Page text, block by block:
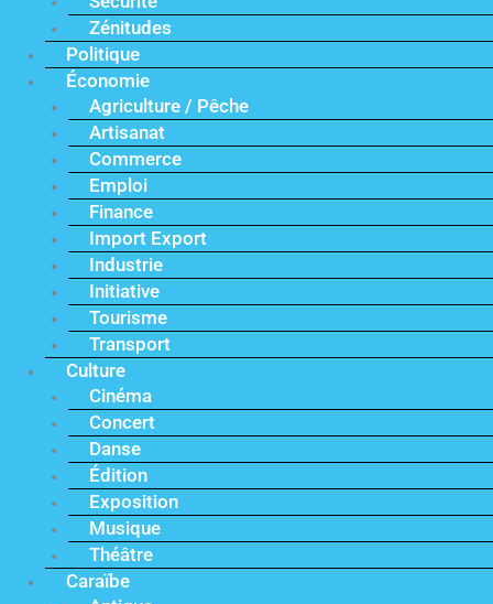
Zénitudes
Politique
Économie
Agriculture / Pêche
Artisanat
Commerce
Emploi
Finance
Import Export
Industrie
Initiative
Tourisme
Transport
Culture
Cinéma
Concert
Danse
Édition
Exposition
Musique
Théâtre
Caraïbe